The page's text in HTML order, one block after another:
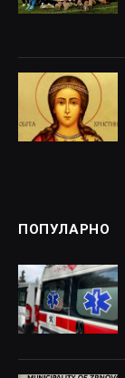
ПОПУЛАРНО